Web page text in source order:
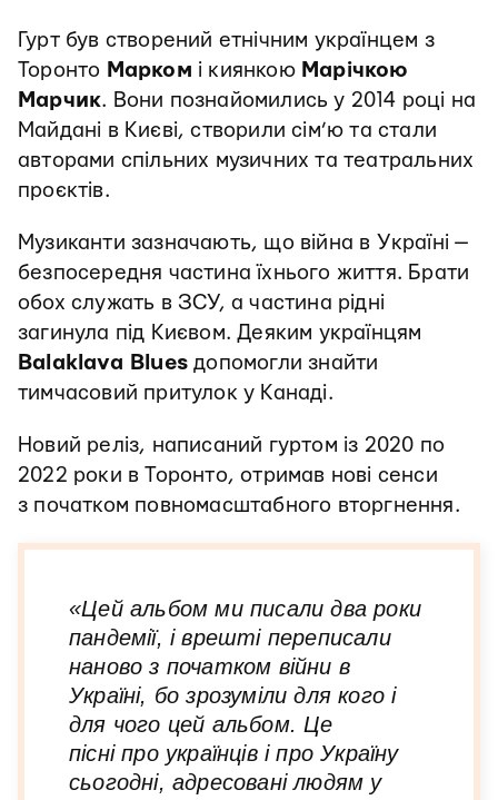
Гурт був створений етнічним українцем з
Торонто Марком і киянкою Марічкою
Марчик. Вони познайомились у 2014 році на
Майдані в Києві, створили сім’ю та стали
авторами спільних музичних та театральних
проєктів.
Музиканти зазначають, що війна в Україні —
безпосередня частина їхнього життя. Брати
обох служать в ЗСУ, а частина рідні
загинула під Києвом. Деяким українцям
Balaklava Blues допомогли знайти
тимчасовий притулок у Канаді.
Новий реліз, написаний гуртом із 2020 по
2022 роки в Торонто, отримав нові сенси
з початком повномасштабного вторгнення.
«Цей альбом ми писали два роки
пандемії, і врешті переписали
наново з початком війни в
Україні, бо зрозуміли для кого і
для чого цей альбом. Це
пісні про українців і про Україну
сьогодні, адресовані людям у